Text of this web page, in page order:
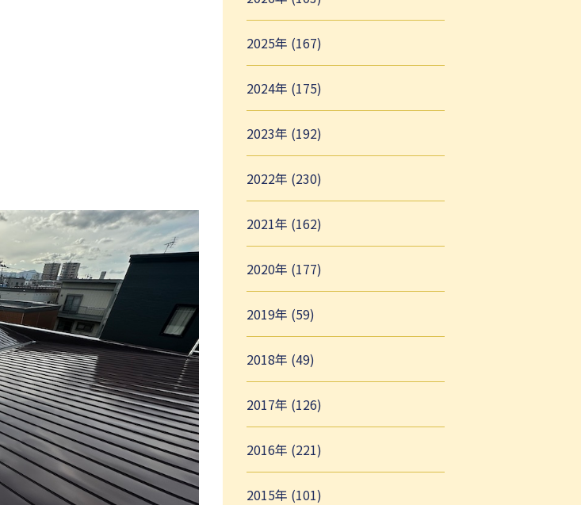
2025年 (167)
2024年 (175)
2023年 (192)
2022年 (230)
2021年 (162)
2020年 (177)
2019年 (59)
2018年 (49)
2017年 (126)
2016年 (221)
2015年 (101)